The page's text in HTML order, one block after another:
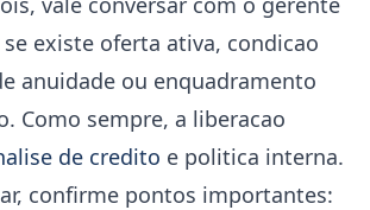
existe oferta ativa, condicao
anuidade ou enquadramento
Como sempre, a liberacao
de credito e politica interna.
confirme pontos importantes: